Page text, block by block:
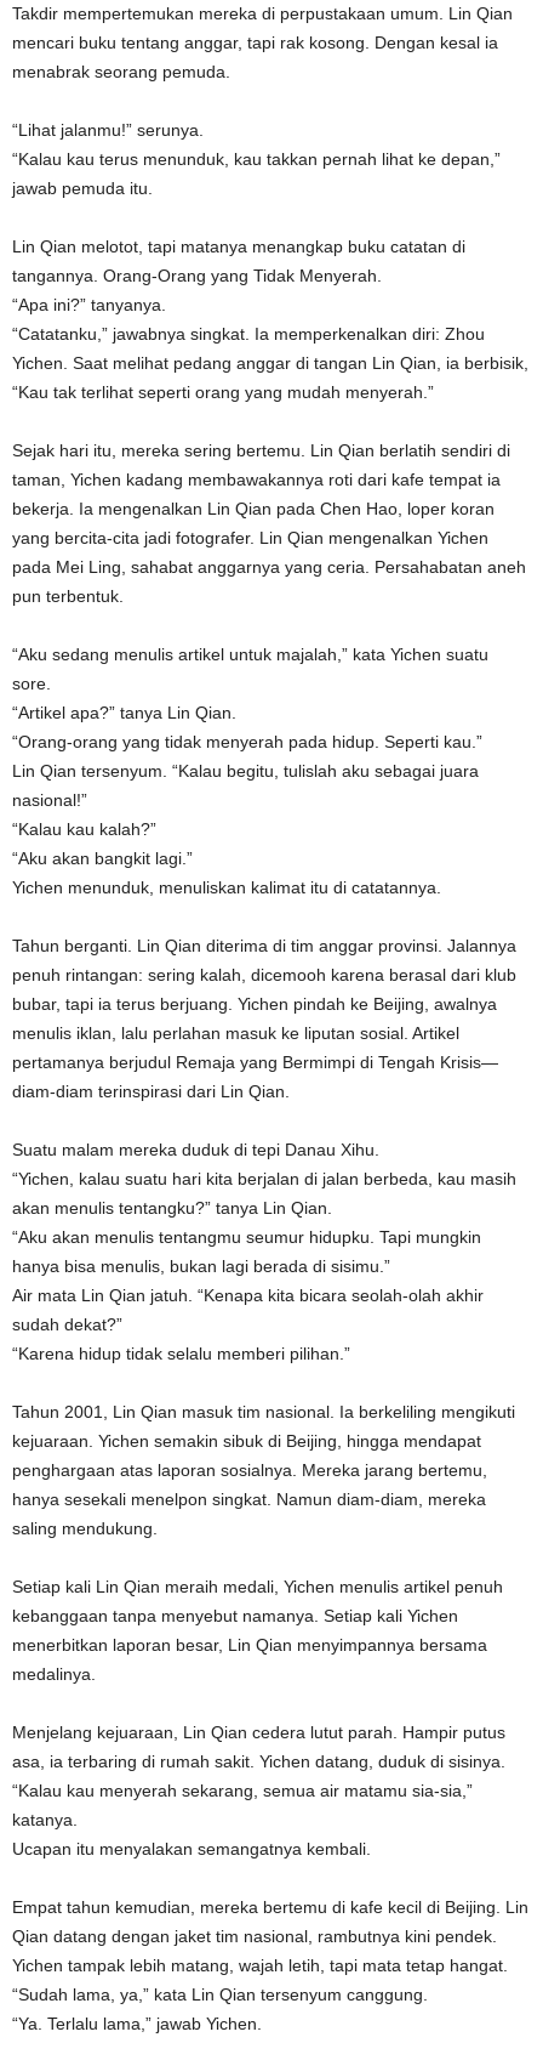
Takdir mempertemukan mereka di perpustakaan umum. Lin Qian
mencari buku tentang anggar, tapi rak kosong. Dengan kesal ia
menabrak seorang pemuda.
“Lihat jalanmu!” serunya.
“Kalau kau terus menunduk, kau takkan pernah lihat ke depan,”
jawab pemuda itu.
Lin Qian melotot, tapi matanya menangkap buku catatan di
tangannya. Orang-Orang yang Tidak Menyerah.
“Apa ini?” tanyanya.
“Catatanku,” jawabnya singkat. Ia memperkenalkan diri: Zhou
Yichen. Saat melihat pedang anggar di tangan Lin Qian, ia berbisik,
“Kau tak terlihat seperti orang yang mudah menyerah.”
Sejak hari itu, mereka sering bertemu. Lin Qian berlatih sendiri di
taman, Yichen kadang membawakannya roti dari kafe tempat ia
bekerja. Ia mengenalkan Lin Qian pada Chen Hao, loper koran
yang bercita-cita jadi fotografer. Lin Qian mengenalkan Yichen
pada Mei Ling, sahabat anggarnya yang ceria. Persahabatan aneh
pun terbentuk.
“Aku sedang menulis artikel untuk majalah,” kata Yichen suatu
sore.
“Artikel apa?” tanya Lin Qian.
“Orang-orang yang tidak menyerah pada hidup. Seperti kau.”
Lin Qian tersenyum. “Kalau begitu, tulislah aku sebagai juara
nasional!”
“Kalau kau kalah?”
“Aku akan bangkit lagi.”
Yichen menunduk, menuliskan kalimat itu di catatannya.
Tahun berganti. Lin Qian diterima di tim anggar provinsi. Jalannya
penuh rintangan: sering kalah, dicemooh karena berasal dari klub
bubar, tapi ia terus berjuang. Yichen pindah ke Beijing, awalnya
menulis iklan, lalu perlahan masuk ke liputan sosial. Artikel
pertamanya berjudul Remaja yang Bermimpi di Tengah Krisis—
diam-diam terinspirasi dari Lin Qian.
Suatu malam mereka duduk di tepi Danau Xihu.
“Yichen, kalau suatu hari kita berjalan di jalan berbeda, kau masih
akan menulis tentangku?” tanya Lin Qian.
“Aku akan menulis tentangmu seumur hidupku. Tapi mungkin
hanya bisa menulis, bukan lagi berada di sisimu.”
Air mata Lin Qian jatuh. “Kenapa kita bicara seolah-olah akhir
sudah dekat?”
“Karena hidup tidak selalu memberi pilihan.”
Tahun 2001, Lin Qian masuk tim nasional. Ia berkeliling mengikuti
kejuaraan. Yichen semakin sibuk di Beijing, hingga mendapat
penghargaan atas laporan sosialnya. Mereka jarang bertemu,
hanya sesekali menelpon singkat. Namun diam-diam, mereka
saling mendukung.
Setiap kali Lin Qian meraih medali, Yichen menulis artikel penuh
kebanggaan tanpa menyebut namanya. Setiap kali Yichen
menerbitkan laporan besar, Lin Qian menyimpannya bersama
medalinya.
Menjelang kejuaraan, Lin Qian cedera lutut parah. Hampir putus
asa, ia terbaring di rumah sakit. Yichen datang, duduk di sisinya.
“Kalau kau menyerah sekarang, semua air matamu sia-sia,”
katanya.
Ucapan itu menyalakan semangatnya kembali.
Empat tahun kemudian, mereka bertemu di kafe kecil di Beijing. Lin
Qian datang dengan jaket tim nasional, rambutnya kini pendek.
Yichen tampak lebih matang, wajah letih, tapi mata tetap hangat.
“Sudah lama, ya,” kata Lin Qian tersenyum canggung.
“Ya. Terlalu lama,” jawab Yichen.